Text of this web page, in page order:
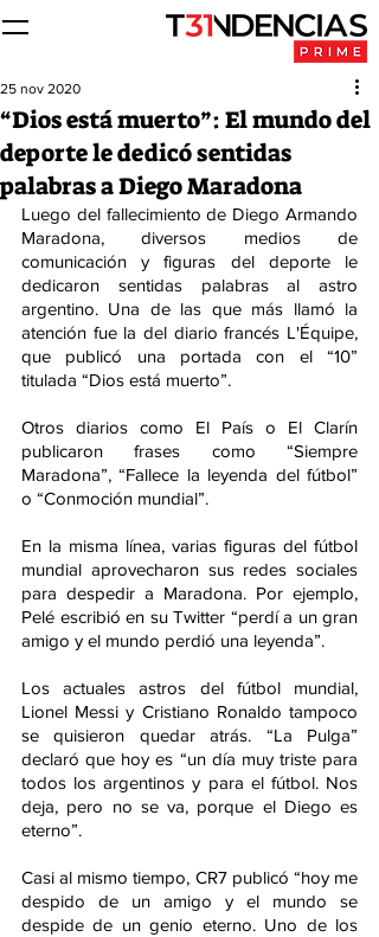
“Dios está muerto”: El mundo del
deporte le dedicó sentidas
palabras a Diego Maradona
25 nov 2020
Luego del fallecimiento de Diego Armando
Maradona, diversos medios de
comunicación y figuras del deporte le
dedicaron sentidas palabras al astro
argentino. Una de las que más llamó la
atención fue la del diario francés L'Équipe,
que publicó una portada con el “10”
titulada “Dios está muerto”.
Otros diarios como El País o El Clarín
publicaron frases como “Siempre
Maradona”, “Fallece la leyenda del fútbol”
o “Conmoción mundial”.
En la misma línea, varias figuras del fútbol
mundial aprovecharon sus redes sociales
para despedir a Maradona. Por ejemplo,
Pelé escribió en su Twitter “perdí a un gran
amigo y el mundo perdió una leyenda”.
Los actuales astros del fútbol mundial,
Lionel Messi y Cristiano Ronaldo tampoco
se quisieron quedar atrás. “La Pulga”
declaró que hoy es “un día muy triste para
todos los argentinos y para el fútbol. Nos
deja, pero no se va, porque el Diego es
eterno”.
Casi al mismo tiempo, CR7 publicó “hoy me
despido de un amigo y el mundo se
despide de un genio eterno. Uno de los